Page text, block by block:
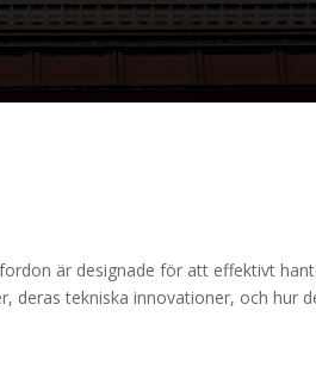
är designade för att effektivt
tekniska innovationer, och hur